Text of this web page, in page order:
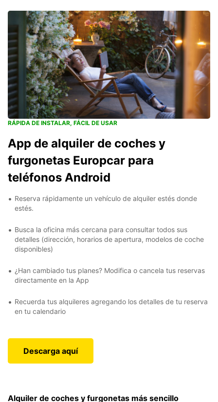
RÁPIDA DE INSTALAR, FÁCIL DE USAR
App de alquiler de coches y
furgonetas Europcar para
teléfonos Android
Reserva rápidamente un vehículo de alquiler estés donde
estés.
Busca la oficina más cercana para consultar todos sus
detalles (dirección, horarios de apertura, modelos de coche
disponibles)
¿Han cambiado tus planes? Modifica o cancela tus reservas
directamente en la App
Recuerda tus alquileres agregando los detalles de tu reserva
en tu calendario
Descarga aquí
Alquiler de coches y furgonetas más sencillo